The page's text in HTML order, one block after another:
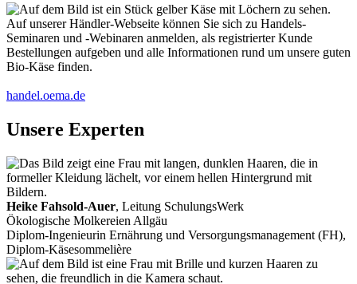
Auf unserer Händler-Webseite können Sie sich zu Handels-
Seminaren und -Webinaren anmelden, als registrierter Kunde
Bestellungen aufgeben und alle Informationen rund um unsere guten
Bio-Käse finden.
handel.oema.de
Unsere Experten
Heike Fahsold-Auer, Leitung SchulungsWerk
Ökologische Molkereien Allgäu
Diplom-Ingenieurin Ernährung und Versorgungsmanagement (FH),
Diplom-Käsesommelière